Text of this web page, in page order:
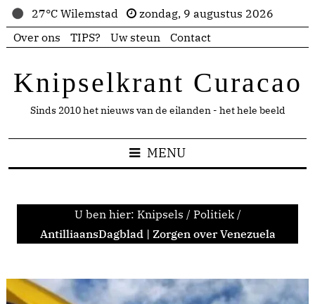
27°C Wilemstad
zondag, 9 augustus 2026
Over ons
TIPS? Uw steun Contact
Knipselkrant Curacao
Sinds 2010 het nieuws van de eilanden - het hele beeld
MENU
U ben hier: Knipsels / Politiek /
AntilliaansDagblad | Zorgen over Venezuela